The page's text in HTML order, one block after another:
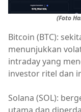
(Foto
Bitcoin (BTC):
menunjukkan
intraday yang
investor ritel dan
Solana (SOL):